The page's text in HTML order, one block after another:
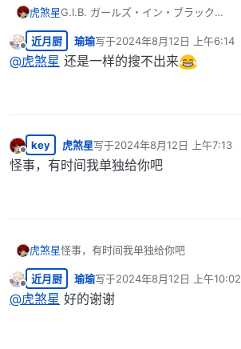
虎煞星G.I.B. ガールズ・イン・ブラック
离线
近月厨 瑜瑜写于2024年8月12日 上午6:14
最后由 编辑
@虎煞星 还是一样的搜不出来
离线
key 虎煞星写于2024年8月12日 上午7:13
最后由 编辑
怪事，有时间我单独给你吧
虎煞星怪事，有时间我单独给你吧
离线
近月厨 瑜瑜写于2024年8月12日 上午10:02
最后由 编辑
@虎煞星 好的谢谢